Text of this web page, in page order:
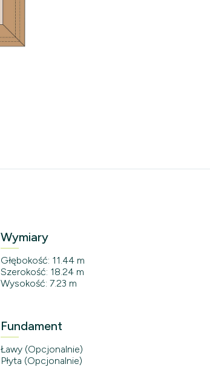
Wymiary
Głębokość: 11.44 m
Szerokość: 18.24 m
Wysokość: 7.23 m
Fundament
Ławy (Opcjonalnie)
Płyta (Opcjonalnie)